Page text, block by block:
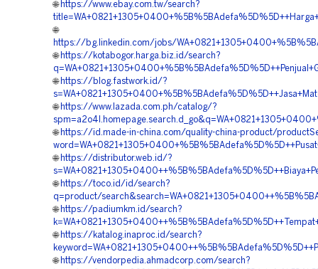
🌐 https://www.ebay.com.tw/search?
🌐
https://bg.linkedin.com/jobs/
🌐 https://kotabogor.harga.biz.id/search?
🌐 https://blog.fastwork.id/?
🌐 https://www.lazada.com.ph/catalog/?
🌐 https://id.made-in-china.com/quality-china-product/
🌐 https://distributor.web.id/?
🌐 https://toco.id/id/search?
q=product/
🌐 https://padiumkm.id/search?
🌐 https://katalog.inaproc.id/search?
🌐 https://vendorpedia.ahmadcorp.com/search?